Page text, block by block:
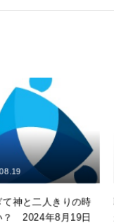
職場での感情表出は
か？2024年9月9日
2024.09.23